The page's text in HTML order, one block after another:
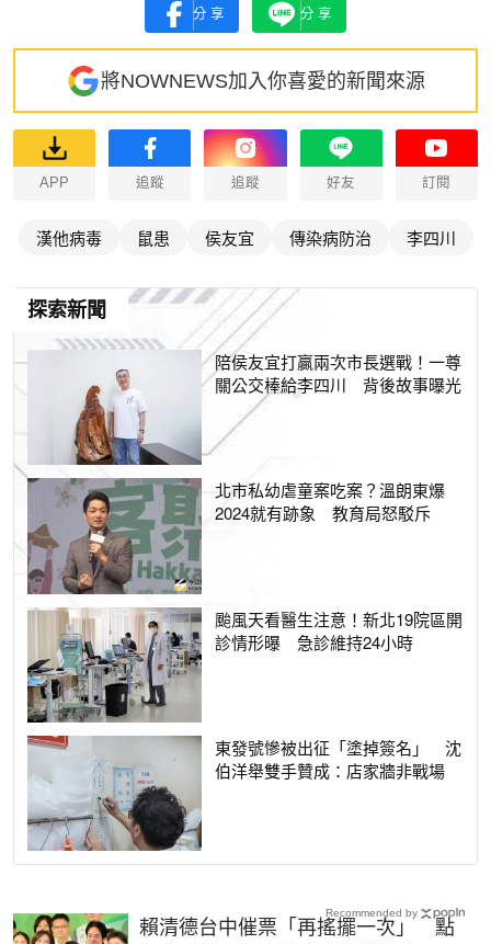
分享 分享
將NOWNEWS加入你喜愛的新聞來源
APP 追蹤 追蹤 好友 訂閱
漢他病毒 鼠患 侯友宜 傳染病防治 李四川
探索新聞
陪侯友宜打贏兩次市長選戰！一尊
關公交棒給李四川 背後故事曝光
北市私幼虐童案吃案？溫朗東爆
2024就有跡象 教育局怒駁斥
颱風天看醫生注意！新北19院區開
診情形曝 急診維持24小時
東發號慘被出征「塗掉簽名」 沈
伯洋舉雙手贊成：店家牆非戰場
賴清德台中催票「再搖擺一次」 點
Recommended by